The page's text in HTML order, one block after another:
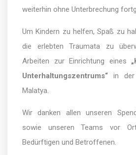
weiterhin ohne Unterbrechung
Um Kindern zu helfen, Spaß zu
die erlebten Traumata zu
Arbeiten zur Einrichtung eines
Unterhaltungszentrums“ in der
Malatya.
Wir danken allen unseren
sowie unseren Teams vor
Bedürftigen und Betroffenen.